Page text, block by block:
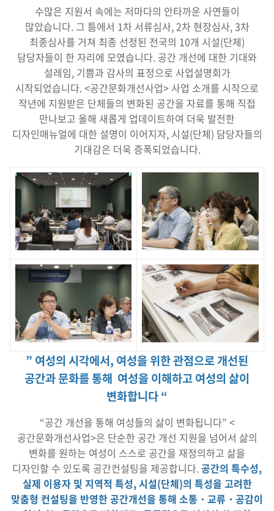
수많은 지원서 속에는 저마다의 안타까운 사연들이
많았습니다. 그 틈에서 1차 서류심사, 2차 현장심사, 3차
최종심사를 거쳐 최종 선정된 전국의 10개 시설(단체)
담당자들이 한 자리에 모였습니다. 공간 개선에 대한 기대와
설레임, 기쁨과 감사의 표정으로 사업설명회가
시작되었습니다. <공간문화개선사업> 사업 소개를 시작으로
작년에 지원받은 단체들의 변화된 공간을 자료를 통해 직접
만나보고 올해 새롭게 업데이트하여 더욱 발전한
디자인매뉴얼에 대한 설명이 이어지자, 시설(단체) 담당자들의
기대감은 더욱 증폭되었습니다.
” 여성의 시각에서, 여성을 위한 관점으로 개선된
공간과 문화를 통해 여성을 이해하고여성의 삶이
변화합니다 “
“공간 개선을 통해 여성들의 삶이 변화됩니다” <
공간문화개선사업>은 단순한 공간 개선 지원을 넘어서 삶의
변화를 원하는 여성이 스스로 공간을 재정의하고 삶을
디자인할 수 있도록 공간컨설팅을 제공합니다.공간의 특수성,
실제 이용자 및 지역적 특성, 시설(단체)의 특성을 고려한
맞춤형 컨설팅을 반영한 공간개선을 통해 소통・교류・공감이